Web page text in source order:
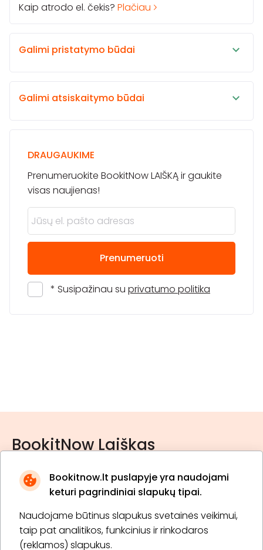
Bookitnow.lt puslapyje yra naudojami
keturi pagrindiniai slapukų tipai.
Naudojame būtinus slapukus svetainės veikimui,
taip pat analitikos, funkcinius ir rinkodaros
(reklamos) slapukus.
Kaip atrodo el. čekis? Plačiau
Galimi pristatymo būdai
Galimi atsiskaitymo būdai
DRAUGAUKIME
Prenumeruokite BookitNow LAIŠKĄ ir gaukite
visas naujienas!
Prenumeruoti
* Susipažinau su privatumo politika
BookitNow Laiškas
* Susipažinau su privatumo politika